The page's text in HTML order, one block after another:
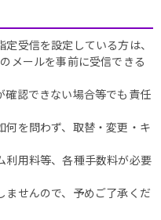
受信を設定している方は、
ールを事前に受信できる
認できない場合等でも責任
を問わず、取替・変更・キ
用料等、各種手数料が必要
せんので、予めご了承くだ